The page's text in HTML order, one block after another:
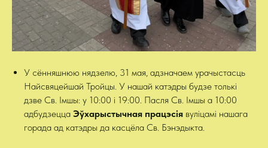
У сённяшнюю нядзелю, 31 мая, адзначаем урачыстасць
Найсвяцейшай Тройцы. У нашай катэдры будзе толькі
дзве Св. Імшы: у 10:00 і 19:00. Пасля Св. Імшы а 10:00
адбудзецца Эўхарыстычная працэсія вуліцамі нашага
горада ад катэдры да касцёла Св. Бэнэдыкта.